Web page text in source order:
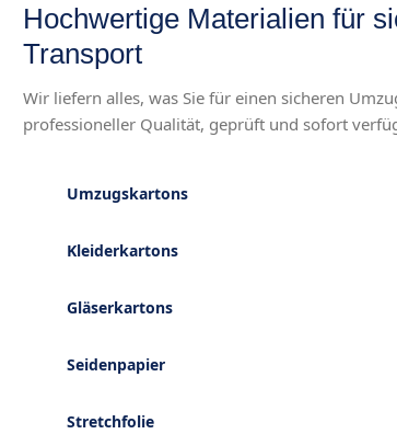
Hochwertige Materialien für
Transport
Wir liefern alles, was Sie für einen sicheren
professioneller Qualität, geprüft und sofort
Umzugskartons
Kleiderkartons
Gläserkartons
Seidenpapier
Stretchfolie